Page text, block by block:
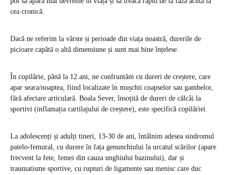
cea cronică.
Dacă ne referim la vârste și perioade din viața noastră, durerile de
picioare capătă o altă dimensiune și sunt mai bine înțelese.
În copilărie, până la 12 ani, ne confruntăm cu dureri de creștere, care
apar seara/noaptea, fiind localizate în mușchii coapselor sau gambelor,
fără afectare articulară. Boala Sever, însoțită de dureri de călcâi la
sportivi (inflamația cartilajului de creștere), este specifică copilăriei.
La adolescenți și adulți tineri, 13-30 de ani, întâlnim adesea sindromul
patelo-femural, cu durere în fața genunchiului la urcatul scărilor (apare
frecvent la fete, femei din cauza unghiului bazinului), dar și
traumatisme sportive, cu rupturi de ligamente sau menisc care duc